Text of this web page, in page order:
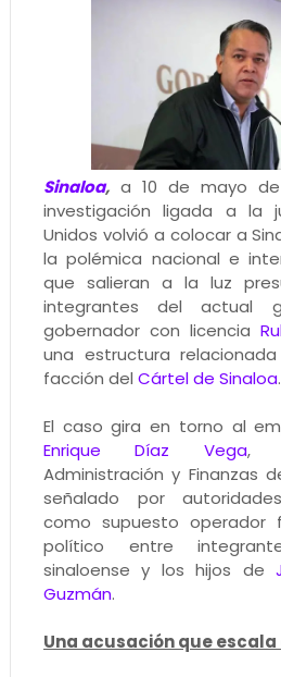
Sinaloa,a 10 de mayo de
investigación ligada a la
Unidos volvió a colocar a
la polémica nacional e
que salieran a la luz
integrantes del actual
gobernador con licencia
una estructura
facción del Cártel de Sinaloa.
El caso gira en torno al
Enrique Díaz Vega,
Administración y Finanzas
señalado por
como supuesto operador
político entre
sinaloense y los hijos de
Guzmán.
Una acusación que